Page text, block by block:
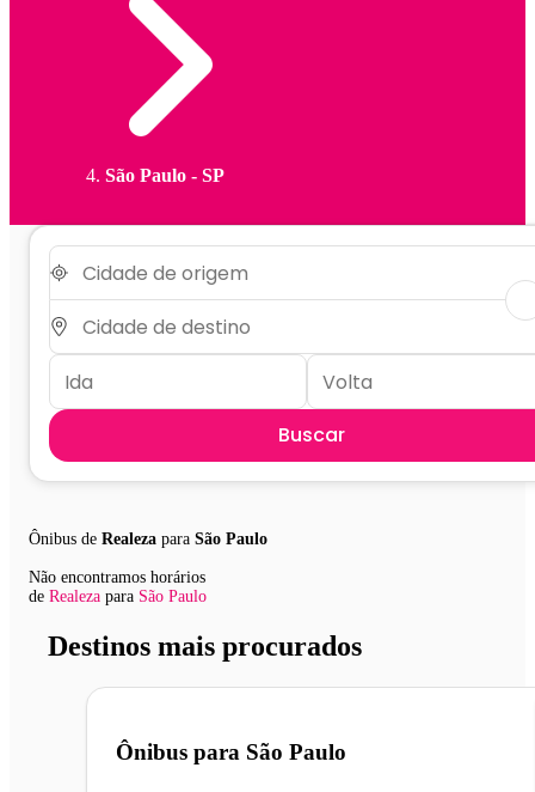
São Paulo - SP
Buscar
Ônibus de Realeza para São Paulo
Não encontramos horários
de Realeza para São Paulo
Destinos mais procurados
Ônibus para São Paulo